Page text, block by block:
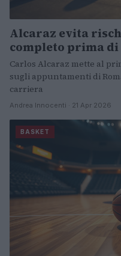
Alcaraz evita
completo prima
Carlos Alcaraz mette al
sugli appuntamenti di
carriera
Andrea Innocenti · 21 Apr 2026
BASKET